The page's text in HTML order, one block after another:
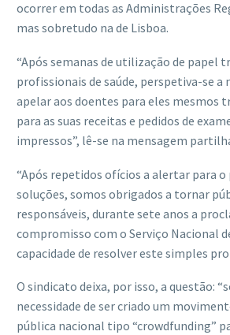
ocorrer em todas as Administrações
mas sobretudo na de Lisboa.
“Após semanas de utilização de papel
profissionais de saúde, perspetiva-se a
apelar aos doentes para eles mesmos
para as suas receitas e pedidos de
impressos”, lê-se na mensagem
“Após repetidos ofícios a alertar para
soluções, somos obrigados a tornar
responsáveis, durante sete anos a
compromisso com o Serviço Nacional
capacidade de resolver este simples
O sindicato deixa, por isso, a questão:
necessidade de ser criado um
pública nacional tipo “crowdfunding”